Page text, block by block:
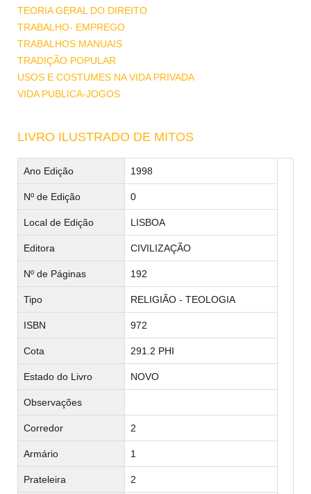
TEORIA GERAL DO DIREITO
TRABALHO- EMPREGO
TRABALHOS MANUAIS
TRADIÇÃO POPULAR
USOS E COSTUMES NA VIDA PRIVADA
VIDA PUBLICA-JOGOS
LIVRO ILUSTRADO DE MITOS
Ano Edição 1998
Nº de Edição 0
Local de Edição LISBOA
Editora CIVILIZAÇÃO
Nº de Páginas 192
Tipo RELIGIÃO - TEOLOGIA
ISBN 972
Cota 291.2 PHI
Estado do Livro NOVO
Observações
Corredor 2
Armário 1
Prateleira 2